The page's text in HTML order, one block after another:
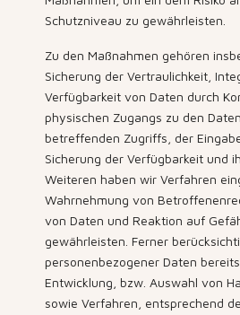
Schutzniveau zu gewährleisten.
Zu den Maßnahmen gehören
Sicherung der Vertraulichkeit,
Verfügbarkeit von Daten durch
physischen Zugangs zu den
betreffenden Zugriffs, der
Sicherung der Verfügbarkeit und
Weiteren haben wir Verfahren
Wahrnehmung von
von Daten und Reaktion auf
gewährleisten. Ferner
personenbezogener Daten
Entwicklung, bzw. Auswahl von
sowie Verfahren, entsprechend